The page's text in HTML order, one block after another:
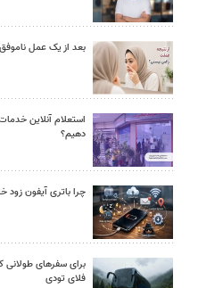
بعد از یک عمل
استعلام آنلاین
دهیم؟
چرا باتری آیفون زود خالی می
برای سفرهای طولانی
فلای تودی